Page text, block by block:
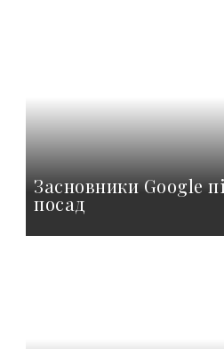
Засновники Google
посад